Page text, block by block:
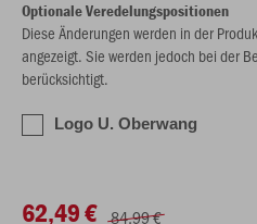
Optionale Veredelungspositionen
Diese Änderungen werden in der
angezeigt. Sie werden jedoch bei der
berücksichtigt.
Logo U. Oberwang
62,49 € 84,99 €